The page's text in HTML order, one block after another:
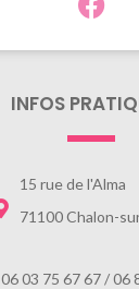
INFOS
15 rue de l'Alma
71100 Chalon-
06 03 75 67 67 / 06